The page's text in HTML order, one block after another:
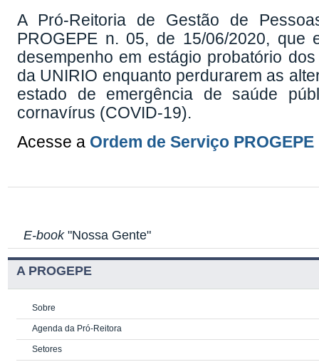
A Pró-Reitoria de Gestão de
PROGEPE n. 05, de 15/06/2020, que
desempenho em estágio probatório
da UNIRIO enquanto perdurarem as
estado de emergência de saúde
cornavírus (COVID-19).
Acesse a Ordem de Serviço PROGEPE
E-book"Nossa Gente"
A PROGEPE
Sobre
Agenda da Pró-Reitora
Setores